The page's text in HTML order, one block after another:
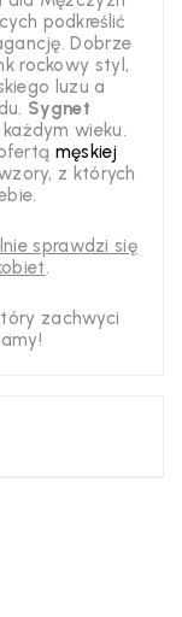
podkreślić
Dobrze
rockowy styl,
luzu a
Sygnet
wieku.
męskiej
z których
sprawdzi się
.
zachwyci